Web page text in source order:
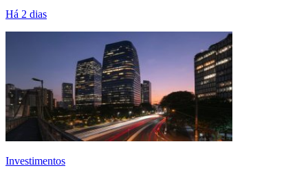
Há 2 dias
Investimentos